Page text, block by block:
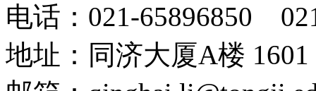
电话：021-65896850
地址：同济大厦A楼 1601